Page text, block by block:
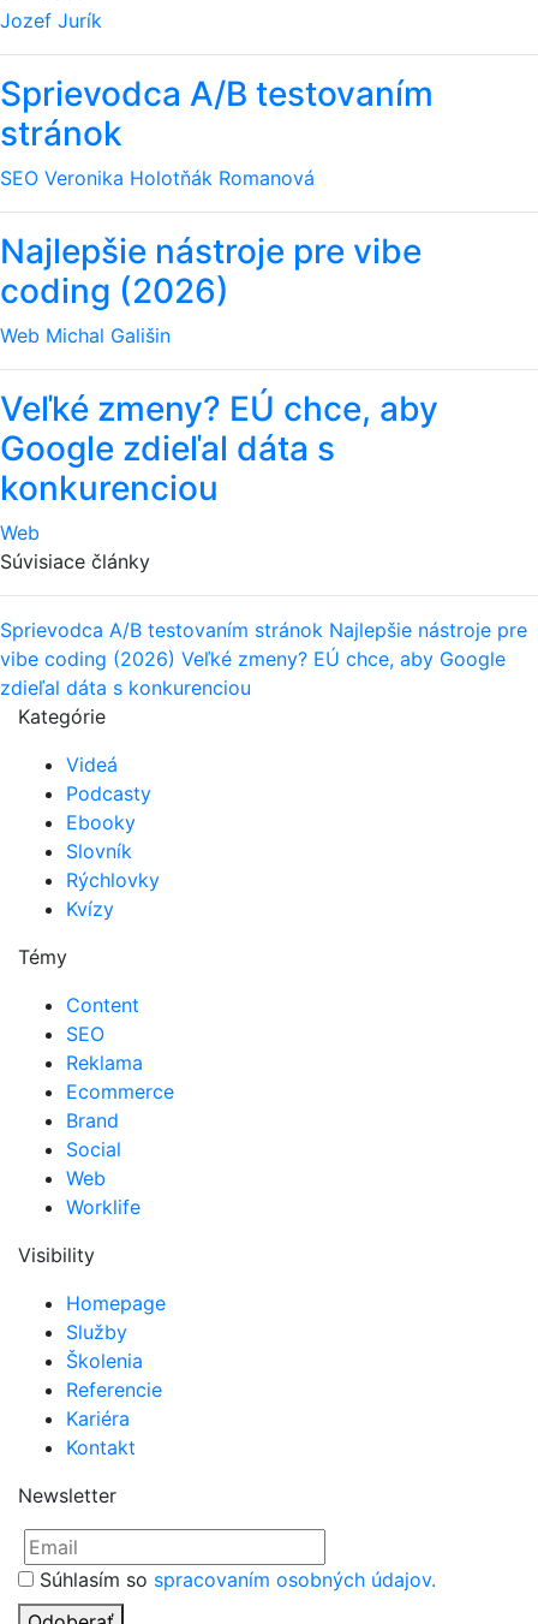
Jozef Jurík
Sprievodca A/B testovaním
stránok
SEO Veronika Holotňák Romanová
Najlepšie nástroje pre vibe
coding (2026)
Web Michal Gališin
Veľké zmeny? EÚ chce, aby
Google zdieľal dáta s
konkurenciou
Web
Súvisiace články
Sprievodca A/B testovaním stránok Najlepšie nástroje pre
vibe coding (2026) Veľké zmeny? EÚ chce, aby Google
zdieľal dáta s konkurenciou
Kategórie
Videá
Podcasty
Ebooky
Slovník
Rýchlovky
Kvízy
Témy
Content
SEO
Reklama
Ecommerce
Brand
Social
Web
Worklife
Visibility
Homepage
Služby
Školenia
Referencie
Kariéra
Kontakt
Newsletter
Súhlasím so spracovaním osobných údajov.